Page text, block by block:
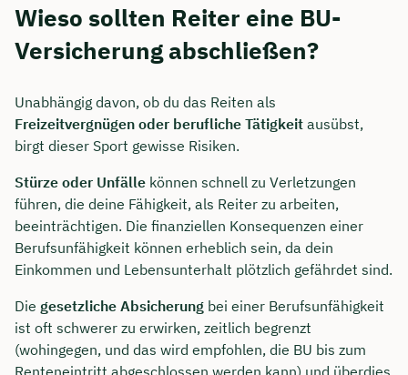
Wieso sollten Reiter eine BU-
Versicherung abschließen?
Unabhängig davon, ob du das Reiten als
Freizeitvergnügen oder berufliche Tätigkeit ausübst,
birgt dieser Sport gewisse Risiken.
Stürze oder Unfälle können schnell zu Verletzungen
führen, die deine Fähigkeit, als Reiter zu arbeiten,
beeinträchtigen. Die finanziellen Konsequenzen einer
Berufsunfähigkeit können erheblich sein, da dein
Einkommen und Lebensunterhalt plötzlich gefährdet sind.
Die gesetzliche Absicherung bei einer Berufsunfähigkeit
ist oft schwerer zu erwirken, zeitlich begrenzt
(wohingegen, und das wird empfohlen, die BU bis zum
Renteneintritt abgeschlossen werden kann) und überdies